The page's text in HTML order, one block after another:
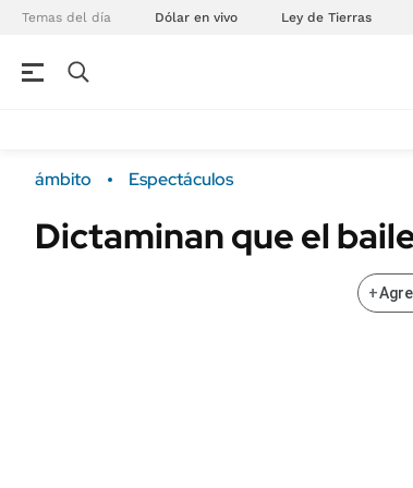
Temas del día Dólar en vivo Ley de Tierras
Campo Sustentabilidad
ENERGY
ámbito Espectáculos
Dictaminan que el
+